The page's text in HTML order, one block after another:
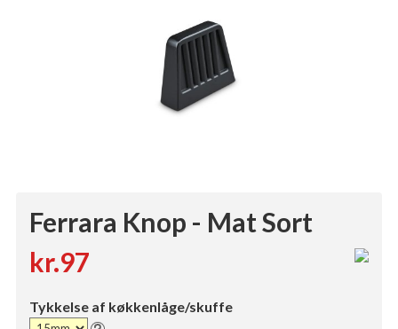
Ferrara Knop - Mat Sort
kr.97
Tykkelse af køkkenlåge/skuffe